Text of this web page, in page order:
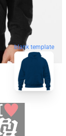
blank template